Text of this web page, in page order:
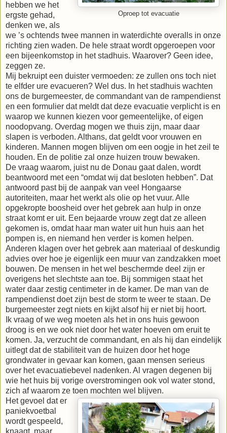
Oproep tot evacuatie
hebben we het
ergste gehad,
denken we, als
we ’s ochtends twee mannen in waterdichte overalls in onze
richting zien waden. De hele straat wordt opgeroepen voor
een bijeenkomstop in het stadhuis. Waarover? Geen idee,
zeggen ze.
Mij bekruipt een duister vermoeden: ze zullen ons toch niet
te elfder ure evacueren? Wel dus. In het stadhuis wachten
ons de burgemeester, de commandant van de rampendienst
en een formulier dat meldt dat deze evacuatie verplicht is en
waarop we kunnen kiezen voor gemeentelijke, of eigen
noodopvang. Overdag mogen we thuis zijn, maar daar
slapen is verboden. Althans, dat geldt voor vrouwen en
kinderen. Mannen mogen blijven om een oogje in het zeil te
houden. En de politie zal onze huizen trouw bewaken.
De vraag waarom, juist nu de Donau gaat dalen, wordt
beantwoord met een “omdat wij dat besloten hebben”. Dat
antwoord past bij de aanpak van veel Hongaarse
autoriteiten, maar het werkt als olie op het vuur. Alle
opgekropte boosheid over het gebrek aan hulp in onze
straat komt er uit. Een bejaarde vrouw zegt dat ze alleen
gekomen is, omdat haar man water uit hun huis aan het
pompen is, en niemand hen verder is komen helpen.
Anderen klagen over het gebrek aan materiaal of deskundig
advies over hoe je eigenlijk een muur van zandzakken moet
bouwen. De mensen in het wel beschermde deel zijn er
overigens het slechtste aan toe. Bij sommigen staat het
water daar zestig centimeter in de kamer. De man van de
rampendienst doet zijn best de storm te weer te staan. De
burgemeester zegt niets en kijkt alsof hij er niet bij hoort.
Ik vraag of we weg moeten als het in ons huis gewoon
droog is en we ook niet door het water hoeven om eruit te
komen. Ja, verzucht de commandant, en als hij dan eindelijk
uitlegt dat de stabiliteit van de huizen door het hoge
grondwater in gevaar kan komen, gaan mensen serieus
over het evacuatiebevel nadenken. Al vragen degenen bij
wie het huis bij vorige overstromingen ook vol water stond,
zich af waarom ze toen mochten wel blijven.
Het gevoel dat er
paniekvoetbal
wordt gespeeld,